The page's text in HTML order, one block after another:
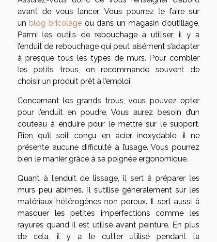
avant de vous lancer. Vous pourrez le faire sur
un blog bricolageou dans un magasin d’outillage.
Parmi les outils de rebouchage à utiliser, il y a
l’enduit de rebouchage qui peut aisément s’adapter
à presque tous les types de murs. Pour combler
les petits trous, on recommande souvent de
choisir un produit prêt à l’emploi.
Concernant les grands trous, vous pouvez opter
pour l’enduit en poudre. Vous aurez besoin d’un
couteau à enduire pour le mettre sur le support.
Bien qu’il soit conçu en acier inoxydable, il ne
présente aucune difficulté à l’usage. Vous pourrez
bien le manier grâce à sa poignée ergonomique.
Quant à l’enduit de lissage, il sert à préparer les
murs peu abîmés. Il s’utilise généralement sur les
matériaux hétérogènes non poreux. Il sert aussi à
masquer les petites imperfections comme les
rayures quand il est utilisé avant peinture. En plus
de cela, il y a le cutter utilisé pendant la